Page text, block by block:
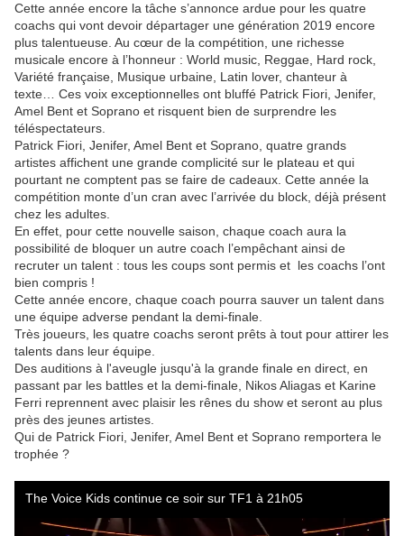
Cette année encore la tâche s’annonce ardue pour les quatre
coachs qui vont devoir départager une génération 2019 encore
plus talentueuse. Au cœur de la compétition, une richesse
musicale encore à l’honneur : World music, Reggae, Hard rock,
Variété française, Musique urbaine, Latin lover, chanteur à
texte… Ces voix exceptionnelles ont bluffé Patrick Fiori, Jenifer,
Amel Bent et Soprano et risquent bien de surprendre les
téléspectateurs.
Patrick Fiori, Jenifer, Amel Bent et Soprano, quatre grands
artistes affichent une grande complicité sur le plateau et qui
pourtant ne comptent pas se faire de cadeaux. Cette année la
compétition monte d’un cran avec l’arrivée du block, déjà présent
chez les adultes.
En effet, pour cette nouvelle saison, chaque coach aura la
possibilité de bloquer un autre coach l’empêchant ainsi de
recruter un talent : tous les coups sont permis et les coachs l’ont
bien compris !
Cette année encore, chaque coach pourra sauver un talent dans
une équipe adverse pendant la demi-finale.
Très joueurs, les quatre coachs seront prêts à tout pour attirer les
talents dans leur équipe.
Des auditions à l'aveugle jusqu'à la grande finale en direct, en
passant par les battles et la demi-finale, Nikos Aliagas et Karine
Ferri reprennent avec plaisir les rênes du show et seront au plus
près des jeunes artistes.
Qui de Patrick Fiori, Jenifer, Amel Bent et Soprano remportera le
trophée ?